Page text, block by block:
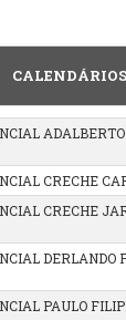
CALENDÁRIOS
CRECHE
CRECHE
DERLANDO
PAULO